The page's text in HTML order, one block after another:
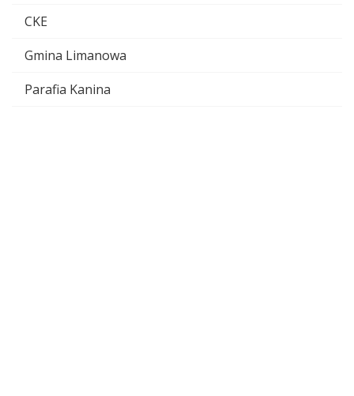
CKE
Gmina Limanowa
Parafia Kanina